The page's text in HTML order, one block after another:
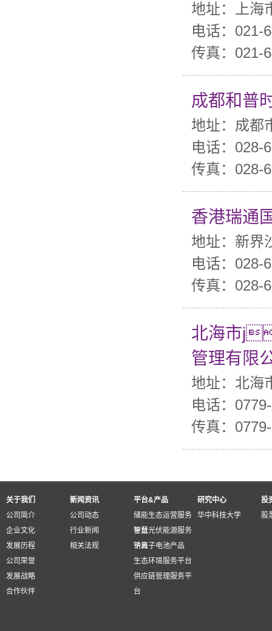
地址：上海
电话：021-
传真：021-
成都和普
地址：成都
电话：028-
传真：028-
香港瑞通
地址：新界
电话：028-
传真：028-
北海市
管理有限
地址：北海
电话：
传真：
关于我们
公司简介
企业文化
发展历程
公司荣誉
发展战略
合作伙伴
新闻资讯
公司动态
行业新闻
相关法规
平台&产品
储能生态运营服务
平台
智慧光伏能源服务
平台
钠离子电池产品
生态环境服务平台
供应链管理服务平
台
研究中心
华中科技大学
投
股